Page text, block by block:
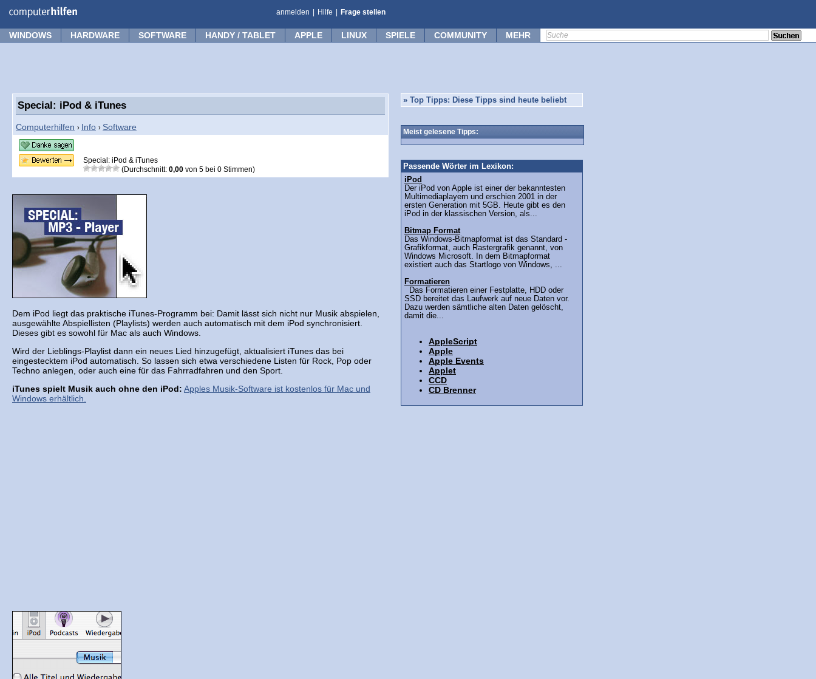
anmelden Hilfe Frage stellen
WINDOWS HARDWARE SOFTWARE HANDY / TABLET APPLE LINUX SPIELE COMMUNITY MEHR
Special: iPod & iTunes
Computerhilfen › Info › Software
Special: iPod & iTunes
(Durchschnitt: 0,00 von 5 bei 0 Stimmen)
Dem iPod liegt das praktische iTunes-Programm bei: Damit lässt sich nicht nur Musik abspielen,
ausgewählte Abspiellisten (Playlists) werden auch automatisch mit dem iPod synchronisiert.
Dieses gibt es sowohl für Mac als auch Windows.
Wird der Lieblings-Playlist dann ein neues Lied hinzugefügt, aktualisiert iTunes das bei
eingestecktem iPod automatisch. So lassen sich etwa verschiedene Listen für Rock, Pop oder
Techno anlegen, oder auch eine für das Fahrradfahren und den Sport.
iTunes spielt Musik auch ohne den iPod: Apples Musik-Software ist kostenlos für Mac und
Windows erhältlich.
» Top Tipps: Diese Tipps sind heute beliebt
Meist gelesene Tipps:
Passende Wörter im Lexikon:
iPod
Der iPod von Apple ist einer der bekanntesten
Multimediaplayern und erschien 2001 in der
ersten Generation mit 5GB. Heute gibt es den
iPod in der klassischen Version, als...
Bitmap Format
Das Windows-Bitmapformat ist das Standard -
Grafikformat, auch Rastergrafik genannt, von
Windows Microsoft. In dem Bitmapformat
existiert auch das Startlogo von Windows, ...
Formatieren
Das Formatieren einer Festplatte, HDD oder
SSD bereitet das Laufwerk auf neue Daten vor.
Dazu werden sämtliche alten Daten gelöscht,
damit die...
AppleScript
Apple
Apple Events
Applet
CCD
CD Brenner